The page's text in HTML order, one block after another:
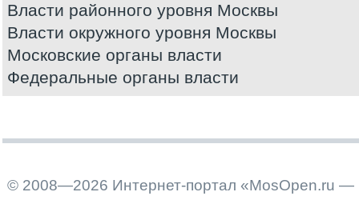
Власти районного уровня Москвы
Власти окружного уровня Москвы
Московские органы власти
Федеральные органы власти
© 2008—2026 Интернет-портал «MosOpen.ru —